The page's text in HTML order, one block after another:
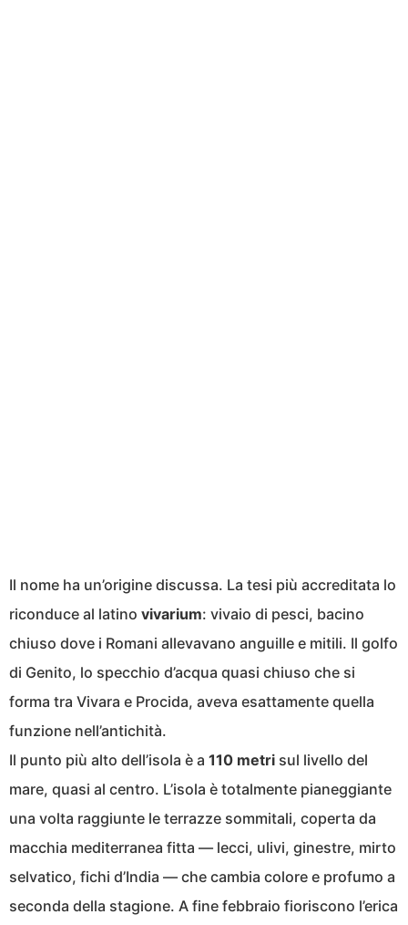
Il nome ha un’origine discussa. La tesi più accreditata lo
riconduce al latino vivarium: vivaio di pesci, bacino
chiuso dove i Romani allevavano anguille e mitili. Il golfo
di Genito, lo specchio d’acqua quasi chiuso che si
forma tra Vivara e Procida, aveva esattamente quella
funzione nell’antichità.
Il punto più alto dell’isola è a 110 metri sul livello del
mare, quasi al centro. L’isola è totalmente pianeggiante
una volta raggiunte le terrazze sommitali, coperta da
macchia mediterranea fitta — lecci, ulivi, ginestre, mirto
selvatico, fichi d’India — che cambia colore e profumo a
seconda della stagione. A fine febbraio fioriscono l’erica